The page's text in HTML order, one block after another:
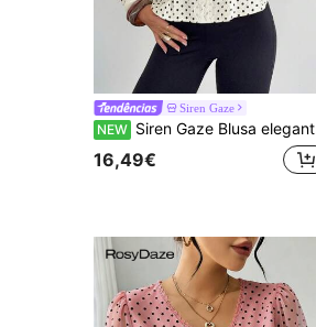
Siren Gaze
NEW Siren Gaze Blusa elegante de senhora com padrão de bolinhas, renda contrastante e manga comprida
16,49€